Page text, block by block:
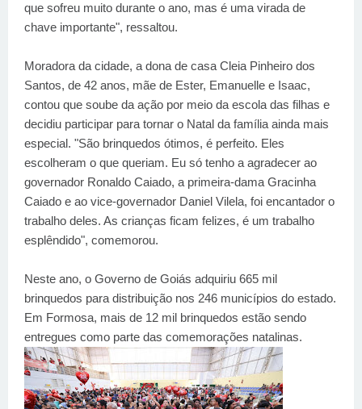
que sofreu muito durante o ano, mas é uma virada de
chave importante", ressaltou.
Moradora da cidade, a dona de casa Cleia Pinheiro dos
Santos, de 42 anos, mãe de Ester, Emanuelle e Isaac,
contou que soube da ação por meio da escola das filhas e
decidiu participar para tornar o Natal da família ainda mais
especial. "São brinquedos ótimos, é perfeito. Eles
escolheram o que queriam. Eu só tenho a agradecer ao
governador Ronaldo Caiado, a primeira-dama Gracinha
Caiado e ao vice-governador Daniel Vilela, foi encantador o
trabalho deles. As crianças ficam felizes, é um trabalho
esplêndido", comemorou.
Neste ano, o Governo de Goiás adquiriu 665 mil
brinquedos para distribuição nos 246 municípios do estado.
Em Formosa, mais de 12 mil brinquedos estão sendo
entregues como parte das comemorações natalinas.